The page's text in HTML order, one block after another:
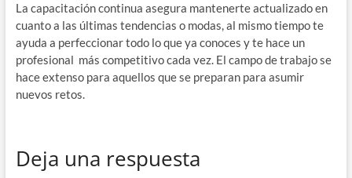
La capacitación continua asegura mantenerte actualizado en
cuanto a las últimas tendencias o modas, al mismo tiempo te
ayuda a perfeccionar todo lo que ya conoces y te hace un
profesional más competitivo cada vez. El campo de trabajo se
hace extenso para aquellos que se preparan para asumir
nuevos retos.
Deja una respuesta